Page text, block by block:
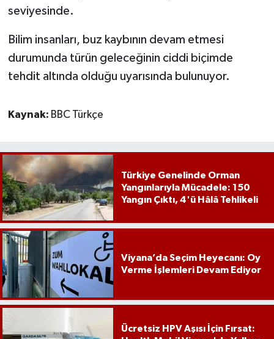
seviyesinde.
Bilim insanları, buz kaybının devam etmesi
durumunda türün geleceğinin ciddi biçimde
tehdit altında olduğu uyarısında bulunuyor.
Kaynak: BBC Türkçe
Türkiye Genelinde Orman
Yangınlarıyla Mücadele: 150
Yangın Çıktı, 4'ü Hâlâ Tehlikeli
Viyana’da Seçim Heyecanı: Oy
Verme İşlemleri Devam Ediyor
Ücretsiz HPV Aşısı İçin Fırsat: